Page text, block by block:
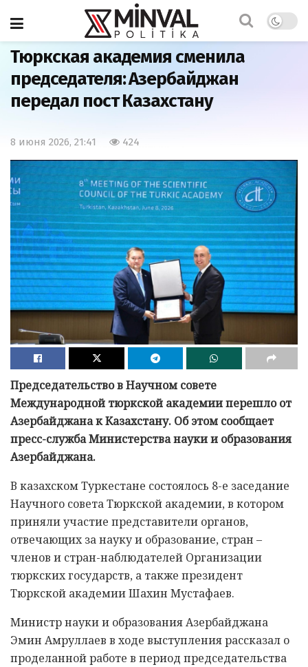
Главная Общество
Тюркская академия сменила
председателя: Азербайджан
передал пост Казахстану
8 июня 2026, 21:41 424
Председательство в Научном совете
Международной тюркской академии перешло от
Азербайджана к Казахстану. Об этом сообщает
пресс-служба Министерства науки и образования
Азербайджана.
В казахском Туркестане состоялось 8-е заседание
Научного совета Тюркской академии, в котором
приняли участие представители органов,
отвечающих за науку и образование, стран –
членов и стран-наблюдателей Организации
тюркских государств, а также президент
Тюркской академии Шахин Мустафаев.
Министр науки и образования Азербайджана
Эмин Амруллаев в ходе выступления рассказал о
проделанной работе в период председательства